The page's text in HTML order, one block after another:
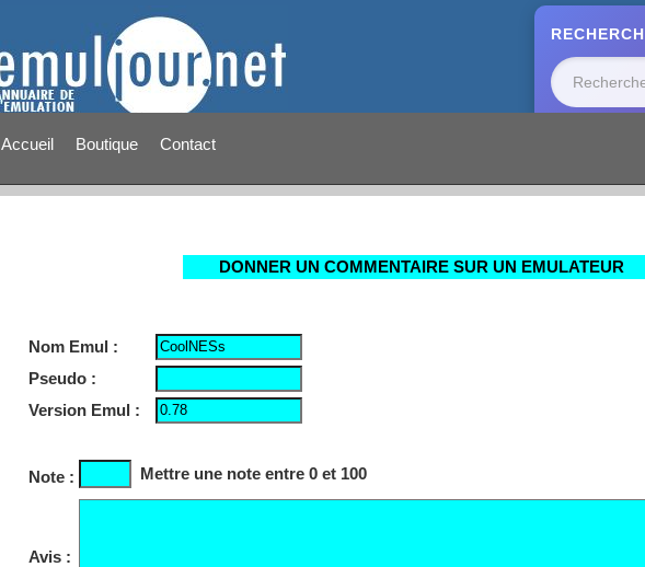
Accueil Boutique Contact
DONNER UN COMMENTAIRE SUR UN EMULATEUR
Nom Emul :
Pseudo :
Version Emul :
Note : Mettre une note entre 0 et 100
Avis :